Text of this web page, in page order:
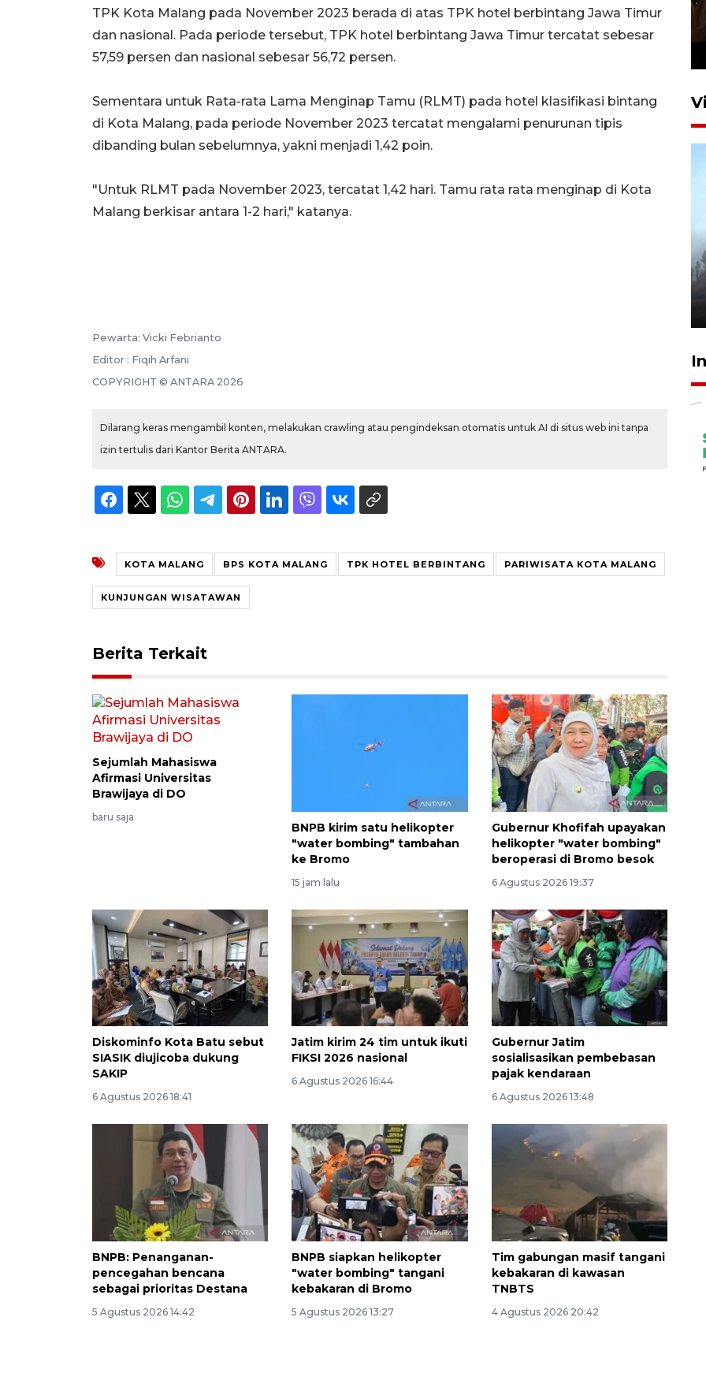
TPK Kota Malang pada November 2023 berada di atas TPK hotel berbintang Jawa Timur
dan nasional. Pada periode tersebut, TPK hotel berbintang Jawa Timur tercatat sebesar
57,59 persen dan nasional sebesar 56,72 persen.
Sementara untuk Rata-rata Lama Menginap Tamu (RLMT) pada hotel klasifikasi bintang
di Kota Malang, pada periode November 2023 tercatat mengalami penurunan tipis
dibanding bulan sebelumnya, yakni menjadi 1,42 poin.
"Untuk RLMT pada November 2023, tercatat 1,42 hari. Tamu rata rata menginap di Kota
Malang berkisar antara 1-2 hari," katanya.
Pewarta: Vicki Febrianto
Editor : Fiqih Arfani
COPYRIGHT © ANTARA 2026
Dilarang keras mengambil konten, melakukan crawling atau pengindeksan otomatis untuk AI di situs web ini tanpa
izin tertulis dari Kantor Berita ANTARA.
KOTA MALANG BPS KOTA MALANG TPK HOTEL BERBINTANG PARIWISATA KOTA MALANG
KUNJUNGAN WISATAWAN
Berita Terkait
Sejumlah Mahasiswa
Afirmasi Universitas
Brawijaya di DO
baru saja
BNPB kirim satu helikopter
"water bombing" tambahan
ke Bromo
15 jam lalu
Gubernur Khofifah upayakan
helikopter "water bombing"
beroperasi di Bromo besok
6 Agustus 2026 19:37
Diskominfo Kota Batu sebut
SIASIK diujicoba dukung
SAKIP
6 Agustus 2026 18:41
Jatim kirim 24 tim untuk ikuti
FIKSI 2026 nasional
6 Agustus 2026 16:44
Gubernur Jatim
sosialisasikan pembebasan
pajak kendaraan
6 Agustus 2026 13:48
BNPB: Penanganan-
pencegahan bencana
sebagai prioritas Destana
5 Agustus 2026 14:42
BNPB siapkan helikopter
"water bombing" tangani
kebakaran di Bromo
5 Agustus 2026 13:27
Tim gabungan masif tangani
kebakaran di kawasan
TNBTS
4 Agustus 2026 20:42
Persebaya juara Piala
Presiden 2026
Awas penipuan berbasis AI
2026-08-07 13:45:00